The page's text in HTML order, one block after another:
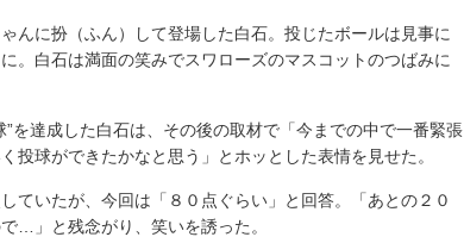
に扮（ふん）して登場した白石。投じたボールは見事に
。白石は満面の笑みでスワローズのマスコットのつばみに
達成した白石は、その後の取材で「今までの中で一番緊張
投球ができたかなと思う」とホッとした表情を見せた。
いたが、今回は「８０点ぐらい」と回答。「あとの２０
…」と残念がり、笑いを誘った。